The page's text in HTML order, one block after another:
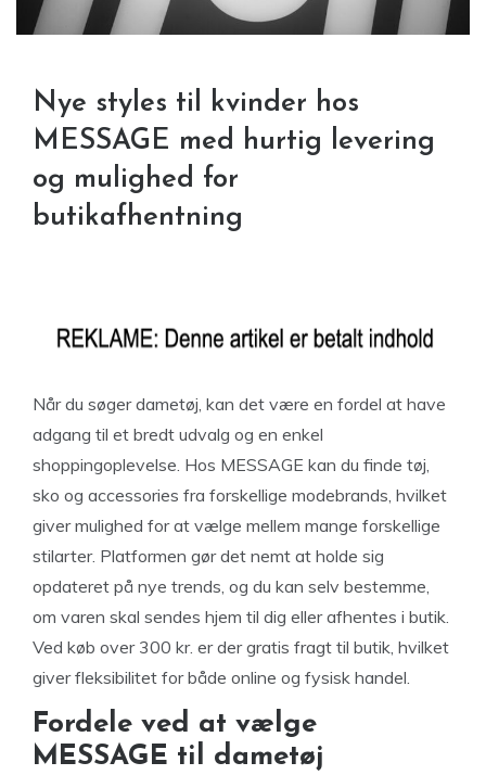
Nye styles til kvinder hos
MESSAGE med hurtig levering
og mulighed for
butikafhentning
Når du søger dametøj, kan det være en fordel at have
adgang til et bredt udvalg og en enkel
shoppingoplevelse. Hos MESSAGE kan du finde tøj,
sko og accessories fra forskellige modebrands, hvilket
giver mulighed for at vælge mellem mange forskellige
stilarter. Platformen gør det nemt at holde sig
opdateret på nye trends, og du kan selv bestemme,
om varen skal sendes hjem til dig eller afhentes i butik.
Ved køb over 300 kr. er der gratis fragt til butik, hvilket
giver fleksibilitet for både online og fysisk handel.
Fordele ved at vælge
MESSAGE til dametøj